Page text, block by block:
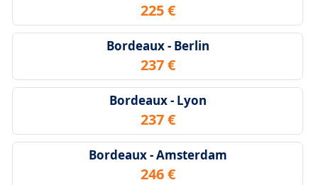
225 €
Bordeaux - Berlin
237 €
Bordeaux - Lyon
237 €
Bordeaux - Amsterdam
246 €